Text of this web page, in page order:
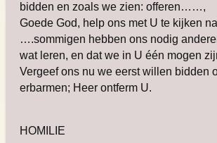
bidden en zoals we zien: offeren……,
Goede God, help ons met U te kijken
….sommigen hebben ons nodig
wat leren, en dat we in U één mogen
Vergeef ons nu we eerst willen bidden
erbarmen; Heer ontferm U.
HOMILIE